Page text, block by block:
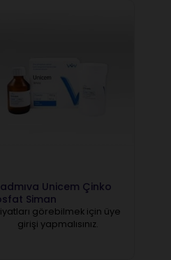
Unicem Çinko
Siman
görebilmek için üye
girişi yapmalısınız.